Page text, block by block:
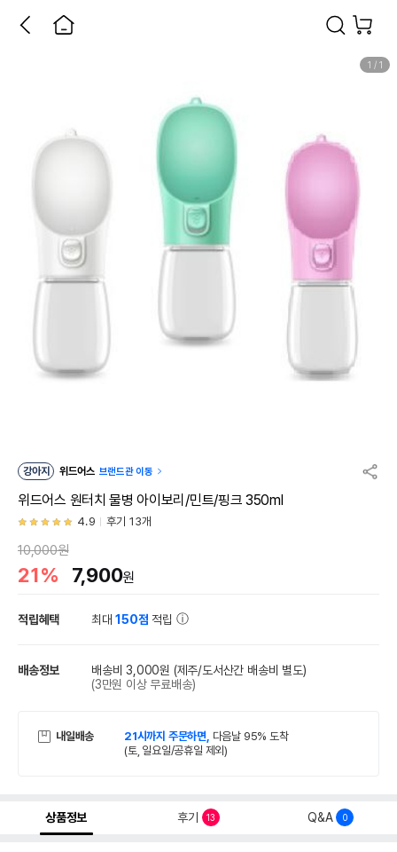
1 / 1
강아지 위드어스 브랜드관 이동
위드어스 원터치 물병 아이보리/민트/핑크 350ml
4.9 후기 13개
10,000원
21% 7,900원
적립혜택 최대150점 적립
배송정보 배송비 3,000원 (제주/도서산간 배송비 별도)
(3만원 이상 무료배송)
내일배송 21시까지 주문하면, 다음날 95% 도착
(토, 일요일/공휴일 제외)
상품정보 후기 13 Q&A 0